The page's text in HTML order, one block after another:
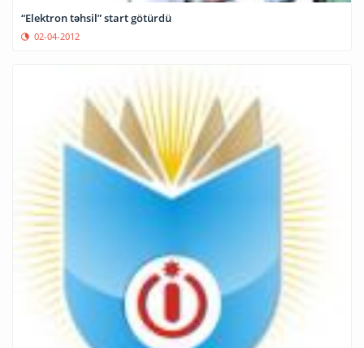
“Elektron təhsil” start götürdü
02-04-2012